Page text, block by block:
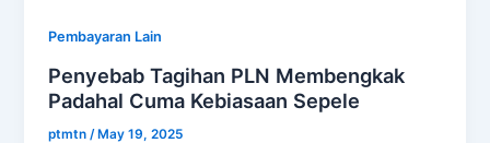
Pembayaran Lain
Penyebab Tagihan PLN Membengkak
Padahal Cuma Kebiasaan Sepele
ptmtn /May 19, 2025